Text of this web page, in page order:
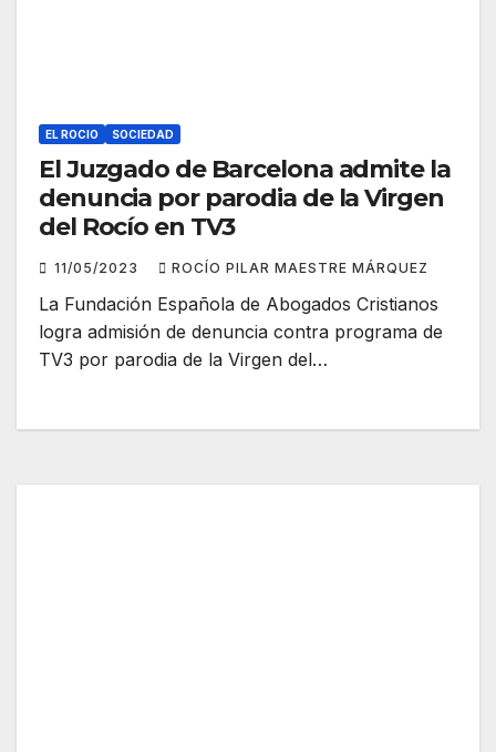
EL ROCIO SOCIEDAD
El Juzgado de Barcelona admite la
denuncia por parodia de la Virgen
del Rocío en TV3
11/05/2023 ROCÍO PILAR MAESTRE MÁRQUEZ
La Fundación Española de Abogados Cristianos
logra admisión de denuncia contra programa de
TV3 por parodia de la Virgen del…